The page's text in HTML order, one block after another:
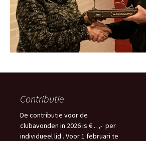
Contributie
De contributie voor de
clubavonden in 2026 is € .. ,- per
individueel lid . Voor 1 februari te